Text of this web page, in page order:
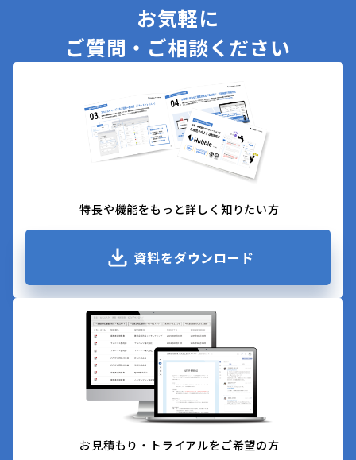
お気軽に
ご質問・ご相談ください
特長や機能をもっと詳しく知りたい方
資料をダウンロード
お見積もり・トライアルをご希望の方